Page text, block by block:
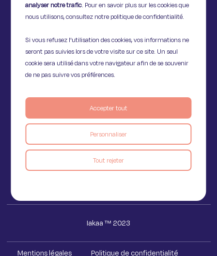
analyser notre trafic. Pour en savoir plus sur les cookies que
nous utilisons, consultez notre politique de confidentialité.
Si vous refusez l'utilisation des cookies, vos informations ne
seront pas suivies lors de votre visite sur ce site. Un seul
cookie sera utilisé dans votre navigateur afin de se souvenir
de ne pas suivre vos préférences.
Personnaliser
Tout rejeter
Accepter tout
11 Rue de Provence,
75009 Paris
Voir le blog
Iakaa ™ 2023
Mentions légales Politique de confidentialité